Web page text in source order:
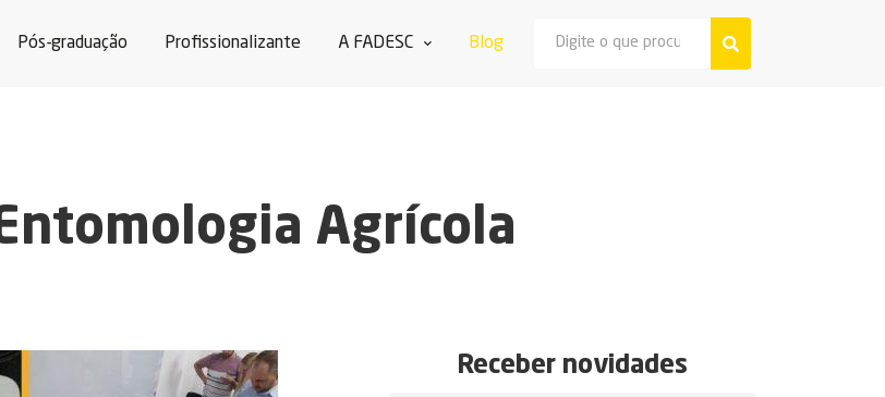
Pós-graduação Profissionalizante A FADESC Blog
Agrícola
Receber novidades